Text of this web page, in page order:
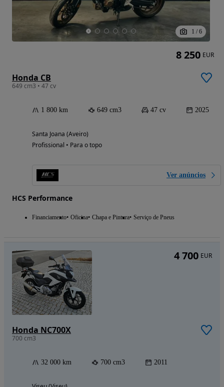
1 / 6
Honda CB
649 cm3 • 47 cv
1 800 km 649 cm3 47 cv 2025
Santa Joana (Aveiro)
Profissional • Para o topo
Ver anúncios
HCS Performance
Financiamento Oficina Chapa e Pintura Serviço de Pneus
8 250 EUR
Honda NC700X
700 cm3
32 000 km 700 cm3 2011
4 700 EUR